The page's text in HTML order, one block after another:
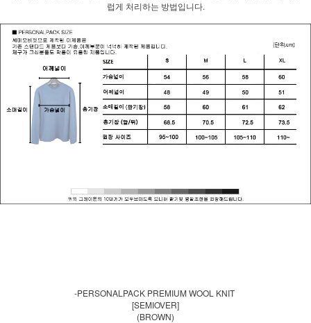
럽게 처리하는 방법입니다.
-PERSONALPACK PREMIUM WOOL KNIT
[SEMIOVER]
(BROWN)